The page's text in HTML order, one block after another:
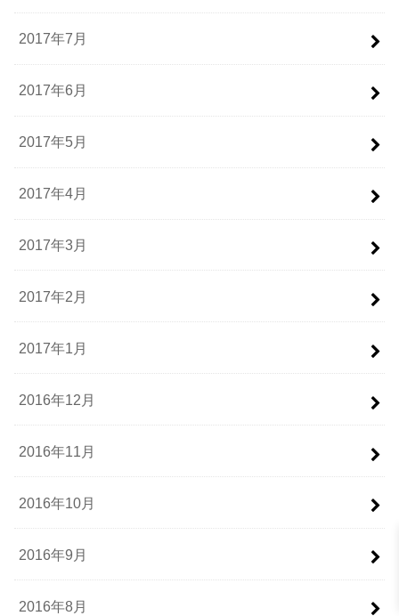
2017年7月
2017年6月
2017年5月
2017年4月
2017年3月
2017年2月
2017年1月
2016年12月
2016年11月
2016年10月
2016年9月
2016年8月